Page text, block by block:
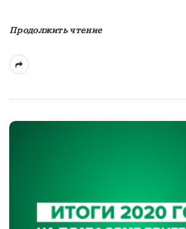
Продолжить чтение